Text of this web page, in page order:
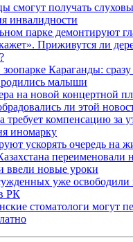
смогут получать
инвалидности
парке демонтируют
Приживутся ли
Караганды:
малыши
на новой концертной
ли этой
требует компенсацию за
иномарку
ускорять очередь на
переименовали
ввели новые уроки
уже освободили
РК
стоматологи могут